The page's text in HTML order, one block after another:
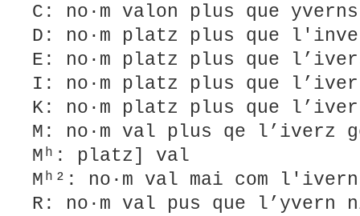
C: no·m valon plus que
D: no·m platz plus que
E: no·m platz plus que
I: no·m platz plus que
K: no·m platz plus que
M: no·m val plus qe l’iverz
Mʰ: platz] val
Mʰ²: no·m val mai com
R: no·m val pus que l’yvern